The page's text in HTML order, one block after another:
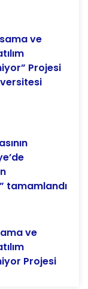
ve
Projesi
tamamlandı
ve
Projesi